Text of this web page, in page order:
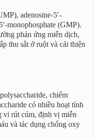
adenosine-5′-
monophosphate (GMP).
phản ứng miễn dịch,
thu sắt ở ruột và cải thiện
chiếm
có nhiều hoạt tính
vi rút cúm, định vị miễn
và tác dụng chống oxy